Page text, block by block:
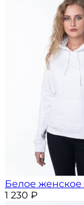
Белое женское
1 230 ₽